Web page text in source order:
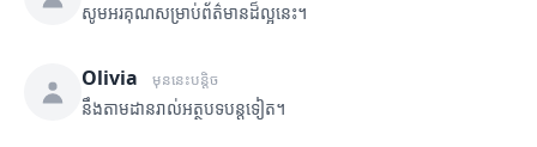
សូមអរគុណសម្រាប់ព័ត៌មានដ៏ល្អនេះ។
Olivia មុននេះបន្តិច
នឹងតាមដានរាល់អត្ថបទបន្តទៀត។